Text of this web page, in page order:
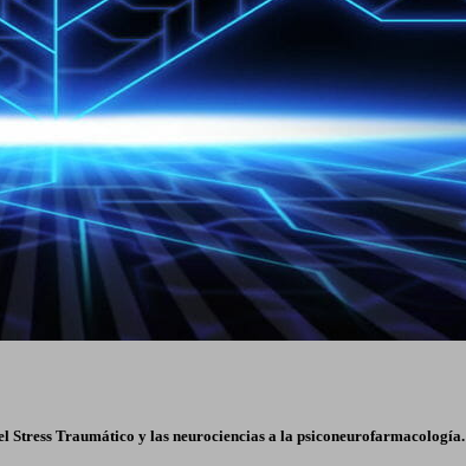
Stress Traumático y las neurociencias a la psiconeurofarmacología.